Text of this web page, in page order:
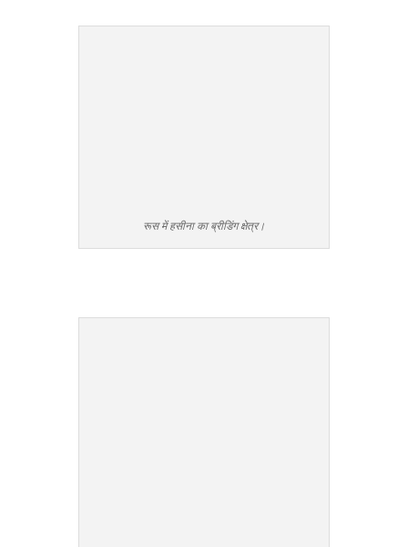
रूस में हसीना का ब्रीडिंग क्षेत्र।